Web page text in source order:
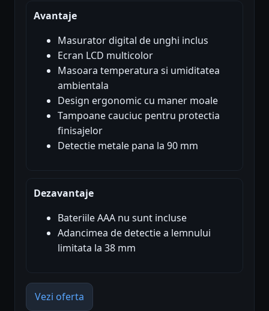
Avantaje
Masurator digital de unghi inclus
Ecran LCD multicolor
Masoara temperatura si umiditatea
ambientala
Design ergonomic cu maner moale
Tampoane cauciuc pentru protectia
finisajelor
Detectie metale pana la 90 mm
Dezavantaje
Bateriile AAA nu sunt incluse
Adancimea de detectie a lemnului
limitata la 38 mm
Vezi oferta